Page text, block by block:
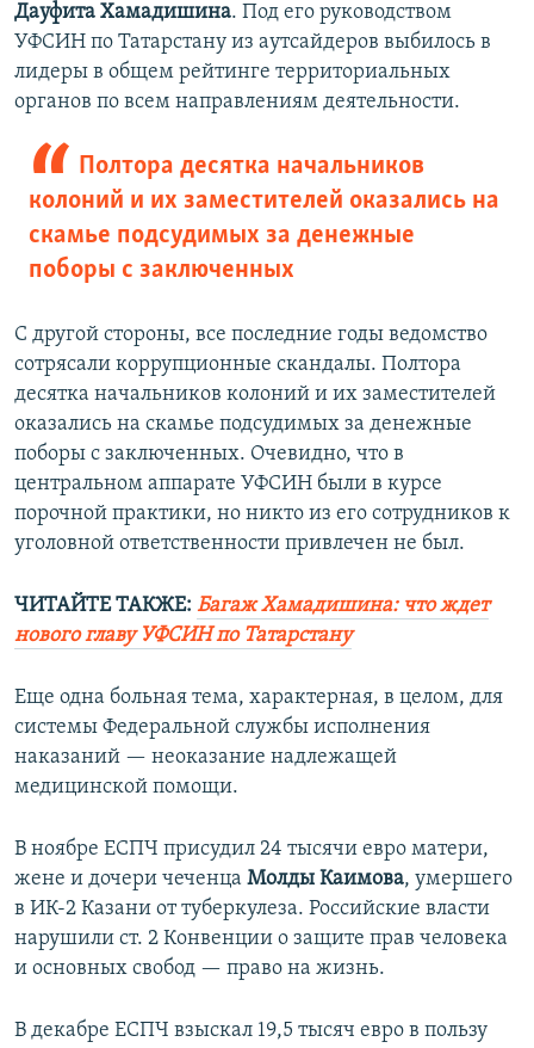
Дауфита Хамадишина. Под его руководством
УФСИН по Татарстану из аутсайдеров выбилось в
лидеры в общем рейтинге территориальных
органов по всем направлениям деятельности.
Полтора десятка начальников
колоний и их заместителей оказались на
скамье подсудимых за денежные
поборы с заключенных
С другой стороны, все последние годы ведомство
сотрясали коррупционные скандалы. Полтора
десятка начальников колоний и их заместителей
оказались на скамье подсудимых за денежные
поборы с заключенных. Очевидно, что в
центральном аппарате УФСИН были в курсе
порочной практики, но никто из его сотрудников к
уголовной ответственности привлечен не был.
ЧИТАЙТЕ ТАКЖЕ: Багаж Хамадишина: что ждет
нового главу УФСИН по Татарстану
Еще одна больная тема, характерная, в целом, для
системы Федеральной службы исполнения
наказаний — неоказание надлежащей
медицинской помощи.
В ноябре ЕСПЧ присудил 24 тысячи евро матери,
жене и дочери чеченца Молды Каимова, умершего
в ИК-2 Казани от туберкулеза. Российские власти
нарушили ст. 2 Конвенции о защите прав человека
и основных свобод — право на жизнь.
В декабре ЕСПЧ взыскал 19,5 тысяч евро в пользу